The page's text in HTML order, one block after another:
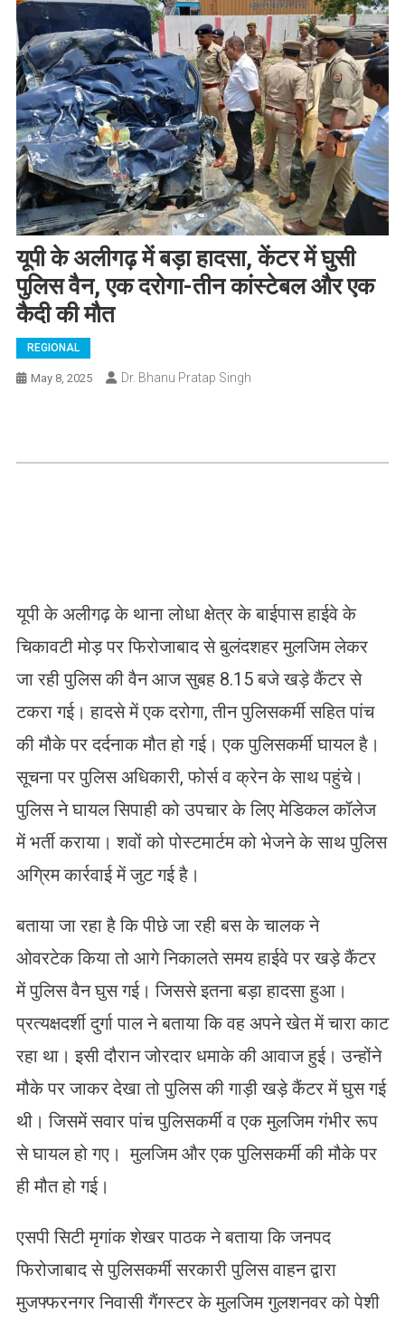
यूपी के अलीगढ़ में बड़ा हादसा, केंटर में घुसी
पुलिस वैन, एक दरोगा-तीन कांस्टेबल और एक
कैदी की मौत
REGIONAL
May 8, 2025 Dr. Bhanu Pratap Singh
यूपी के अलीगढ़ के थाना लोधा क्षेत्र के बाईपास हाईवे के
चिकावटी मोड़ पर फिरोजाबाद से बुलंदशहर मुलजिम लेकर
जा रही पुलिस की वैन आज सुबह 8.15 बजे खड़े कैंटर से
टकरा गई। हादसे में एक दरोगा, तीन पुलिसकर्मी सहित पांच
की मौके पर दर्दनाक मौत हो गई। एक पुलिसकर्मी घायल है।
सूचना पर पुलिस अधिकारी, फोर्स व क्रेन के साथ पहुंचे।
पुलिस ने घायल सिपाही को उपचार के लिए मेडिकल कॉलेज
में भर्ती कराया। शवों को पोस्टमार्टम को भेजने के साथ पुलिस
अग्रिम कार्रवाई में जुट गई है।
बताया जा रहा है कि पीछे जा रही बस के चालक ने
ओवरटेक किया तो आगे निकालते समय हाईवे पर खड़े कैंटर
में पुलिस वैन घुस गई। जिससे इतना बड़ा हादसा हुआ।
प्रत्यक्षदर्शी दुर्गा पाल ने बताया कि वह अपने खेत में चारा काट
रहा था। इसी दौरान जोरदार धमाके की आवाज हुई। उन्होंने
मौके पर जाकर देखा तो पुलिस की गाड़ी खड़े कैंटर में घुस गई
थी। जिसमें सवार पांच पुलिसकर्मी व एक मुलजिम गंभीर रूप
से घायल हो गए। मुलजिम और एक पुलिसकर्मी की मौके पर
ही मौत हो गई।
एसपी सिटी मृगांक शेखर पाठक ने बताया कि जनपद
फिरोजाबाद से पुलिसकर्मी सरकारी पुलिस वाहन द्वारा
मुजफ्फरनगर निवासी गैंगस्टर के मुलजिम गुलशनवर को पेशी